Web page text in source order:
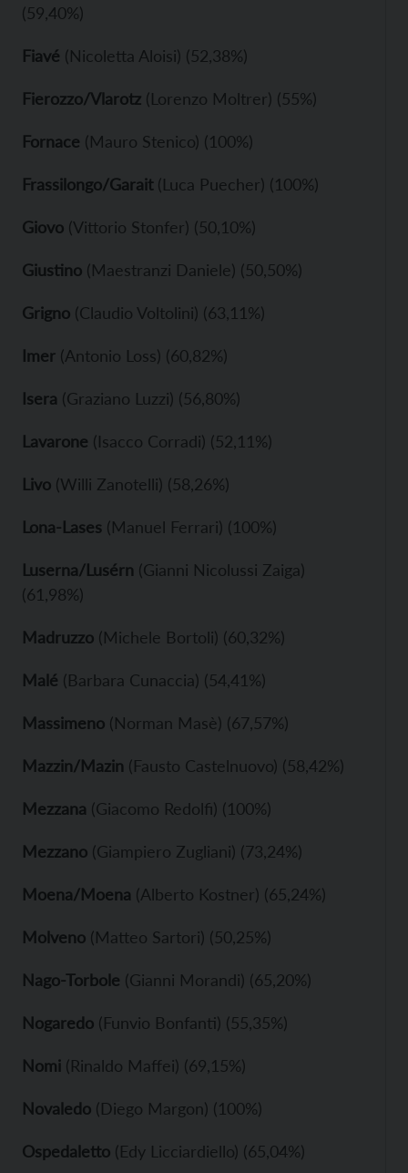
(59,40%)
Fiavé (Nicoletta Aloisi) (52,38%)
Fierozzo/Vlarotz (Lorenzo Moltrer) (55%)
Fornace (Mauro Stenico) (100%)
Frassilongo/Garait(Luca Puecher) (100%)
Giovo (Vittorio Stonfer) (50,10%)
Giustino (Maestranzi Daniele) (50,50%)
Grigno (Claudio Voltolini) (63,11%)
Imer (Antonio Loss) (60,82%)
Isera (Graziano Luzzi) (56,80%)
Lavarone (Isacco Corradi) (52,11%)
Livo (Willi Zanotelli) (58,26%)
Lona-Lases (Manuel Ferrari) (100%)
Luserna/Lusérn (Gianni Nicolussi Zaiga)
(61,98%)
Madruzzo (Michele Bortoli) (60,32%)
Malé (Barbara Cunaccia) (54,41%)
Massimeno (Norman Masè) (67,57%)
Mazzin/Mazin (Fausto Castelnuovo) (58,42%)
Mezzana (Giacomo Redolfi) (100%)
Mezzano (Giampiero Zugliani) (73,24%)
Moena/Moena (Alberto Kostner) (65,24%)
Molveno (Matteo Sartori) (50,25%)
Nago-Torbole (Gianni Morandi) (65,20%)
Nogaredo (Funvio Bonfanti) (55,35%)
Nomi (Rinaldo Maffei) (69,15%)
Novaledo (Diego Margon) (100%)
Ospedaletto (Edy Licciardiello) (65,04%)